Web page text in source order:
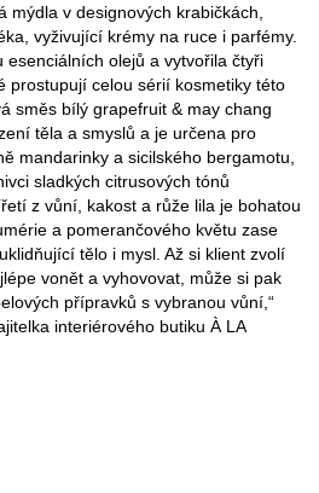
mýdla v designových krabičkách,
vyživující krémy na ruce i parfémy.
esenciálních olejů a vytvořila čtyři
prostupují celou sérií kosmetiky této
směs bílý grapefruit & may chang
těla a smyslů a je určena pro
mandarinky a sicilského bergamotu,
sladkých citrusových tónů
z vůní, kakost a růže lila je bohatou
a pomerančového květu zase
tělo i mysl. Až si klient zvolí
vonět a vyhovovat, může si pak
přípravků s vybranou vůní,“
interiérového butiku À LA